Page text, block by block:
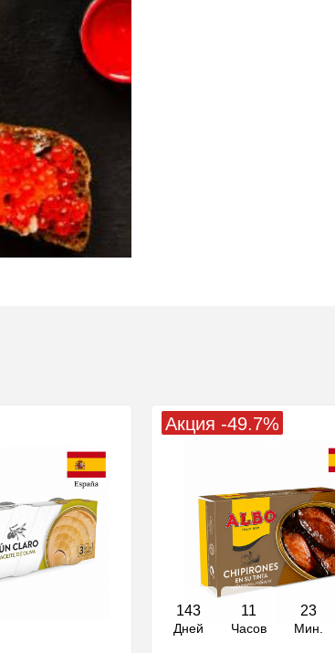
143
Дней
11
Часов
23
Мин.
Акция -49.7%